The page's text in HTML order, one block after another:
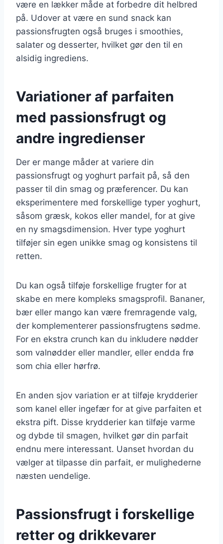
være en lækker måde at forbedre dit helbred
på. Udover at være en sund snack kan
passionsfrugten også bruges i smoothies,
salater og desserter, hvilket gør den til en
alsidig ingrediens.
Variationer af parfaiten
med passionsfrugt og
andre ingredienser
Der er mange måder at variere din
passionsfrugt og yoghurt parfait på, så den
passer til din smag og præferencer. Du kan
eksperimentere med forskellige typer yoghurt,
såsom græsk, kokos eller mandel, for at give
en ny smagsdimension. Hver type yoghurt
tilføjer sin egen unikke smag og konsistens til
retten.
Du kan også tilføje forskellige frugter for at
skabe en mere kompleks smagsprofil. Bananer,
bær eller mango kan være fremragende valg,
der komplementerer passionsfrugtens sødme.
For en ekstra crunch kan du inkludere nødder
som valnødder eller mandler, eller endda frø
som chia eller hørfrø.
En anden sjov variation er at tilføje krydderier
som kanel eller ingefær for at give parfaiten et
ekstra pift. Disse krydderier kan tilføje varme
og dybde til smagen, hvilket gør din parfait
endnu mere interessant. Uanset hvordan du
vælger at tilpasse din parfait, er mulighederne
næsten uendelige.
Passionsfrugt i forskellige
retter og drikkevarer